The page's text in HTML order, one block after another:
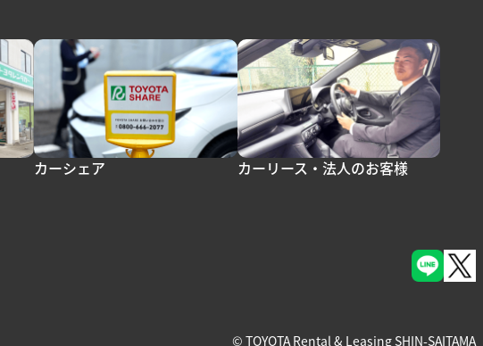
カーシェア カーリース・法人のお客様
© TOYOTA Rental & Leasing SHIN-SAITAMA